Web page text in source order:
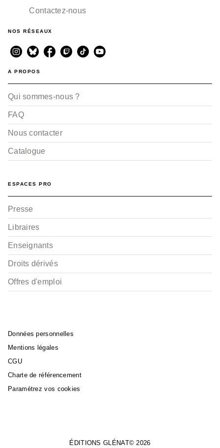
Contactez-nous
NOS RÉSEAUX
A PROPOS
Qui sommes-nous ?
FAQ
Nous contacter
Catalogue
ESPACES PRO
Presse
Libraires
Enseignants
Droits dérivés
Offres d'emploi
Données personnelles
Mentions légales
CGU
Charte de référencement
Paramétrez vos cookies
ÉDITIONS GLÉNAT© 2026